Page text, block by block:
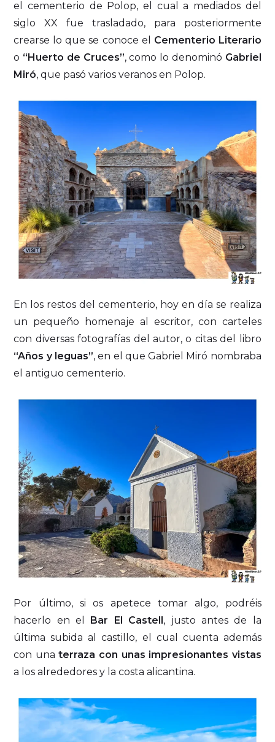
el cementerio de Polop, el cual a mediados del
siglo XX fue trasladado, para posteriormente
crearse lo que se conoce el Cementerio Literario
o “Huerto de Cruces”, como lo denominó Gabriel
Miró, que pasó varios veranos en Polop.
En los restos del cementerio, hoy en día se realiza
un pequeño homenaje al escritor, con carteles
con diversas fotografías del autor, o citas del libro
“Años y leguas”, en el que Gabriel Miró nombraba
el antiguo cementerio.
Por último, si os apetece tomar algo, podréis
hacerlo en el Bar El Castell, justo antes de la
última subida al castillo, el cual cuenta además
con unaterraza con unas impresionantes vistas
a los alrededores y la costa alicantina.